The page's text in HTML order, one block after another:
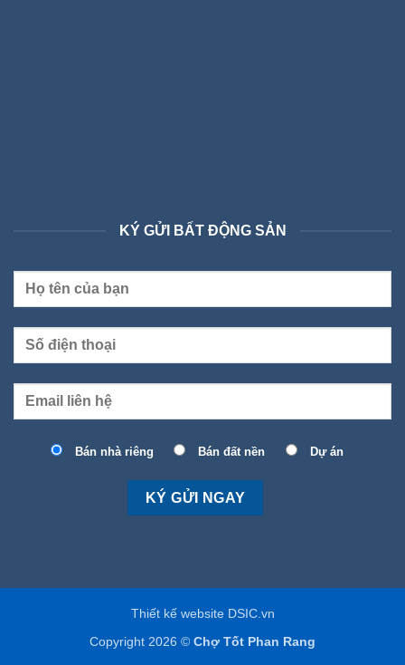
KÝ GỬI BẤT ĐỘNG SẢN
Bán nhà riêng Bán đất nền Dự án
Thiết kế website DSIC.vn
Copyright 2026 © Chợ Tốt Phan Rang